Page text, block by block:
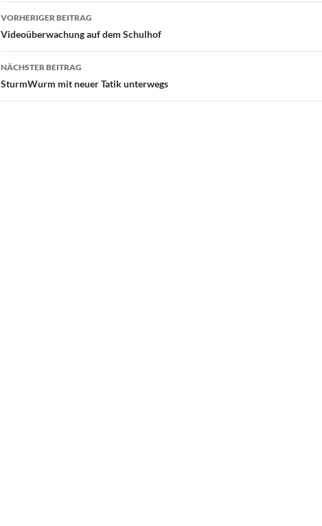
Beitragsnavigation
VORHERIGER BEITRAG
Videoüberwachung auf dem Schulhof
NÄCHSTER BEITRAG
SturmWurm mit neuer Tatik unterwegs